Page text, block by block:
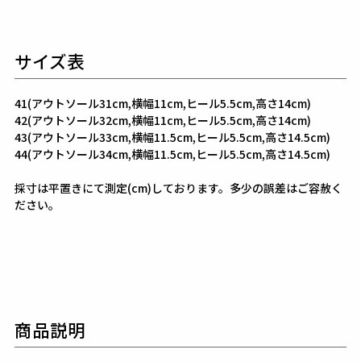
サイズ表
41(アウトソール31cm,横幅11cm,ヒール5.5cm,高さ14cm)
42(アウトソール32cm,横幅11cm,ヒール5.5cm,高さ14cm)
43(アウトソール33cm,横幅11.5cm,ヒール5.5cm,高さ14.5cm)
44(アウトソール34cm,横幅11.5cm,ヒール5.5cm,高さ14.5cm)
採寸は平置きにて測定(cm)しております。多少の誤差はご容赦く
ださい。
商品説明